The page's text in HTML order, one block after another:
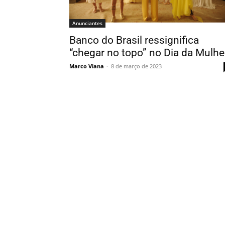
Anunciantes
Banco do Brasil ressignifica
“chegar no topo” no Dia da
Marco Viana - 8 de março de 2023